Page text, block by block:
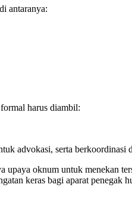
16/2011, Paralegal adalah
dengan melanggar prosedur